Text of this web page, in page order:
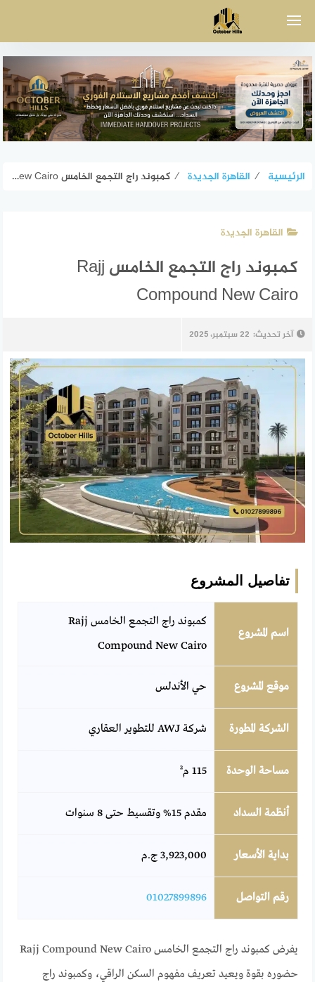
الرئيسية ⁄ القاهرة الجديدة ⁄ كمبوند راج التجمع الخامس Rajj Compound New Cairo
القاهرة الجديدة
كمبوند راج التجمع الخامس Rajj
Compound New Cairo
آخر تحديث: 22 سبتمبر، 2025
تفاصيل المشروع
اسم المشروع
كمبوند راج التجمع الخامس Rajj
Compound New Cairo
موقع المشروع حي الأندلس
الشركة المطورة شركة AWJ للتطوير العقاري
مساحة الوحدة 115 م²
أنظمة السداد مقدم 15% وتقسيط حتى 8 سنوات
بداية الأسعار 3,923,000 ج.م
رقم التواصل 01027899896
يفرض كمبوند راج التجمع الخامس Rajj Compound New Cairo
حضوره بقوة ويعيد تعريف مفهوم السكن الراقي، وكمبوند راج